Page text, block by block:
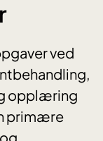
ved
opplæring
primære